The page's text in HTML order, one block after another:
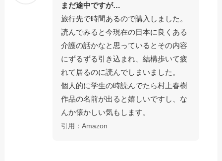
まだ途中ですが…
旅行先で時間あるので購入しました。
読んでみると今現在の日本に良くある
介護の話かなと思っているとその内容
にずるずる引き込まれ、結構歩いて疲
れて居るのに読んでしまいました。
個人的に学生の時読んでたら村上春樹
作品の名前が出ると嬉しいですし、な
んか懐かしい気もします。
引用：Amazon